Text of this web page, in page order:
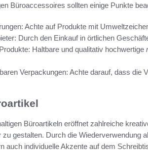
Büroaccessoires sollten einige Punkte
Achte auf Produkte mit
Durch den Einkauf in örtlichen
Haltbare und qualitativ hochwertige
Verpackungen: Achte darauf, dass die
Büroartikeln eröffnet zahlreiche
gestalten. Durch die Wiederverwendung
auch individuelle Akzente auf dem